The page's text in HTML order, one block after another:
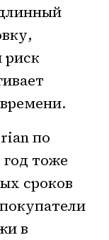
риск
по
год тоже
сроков
в